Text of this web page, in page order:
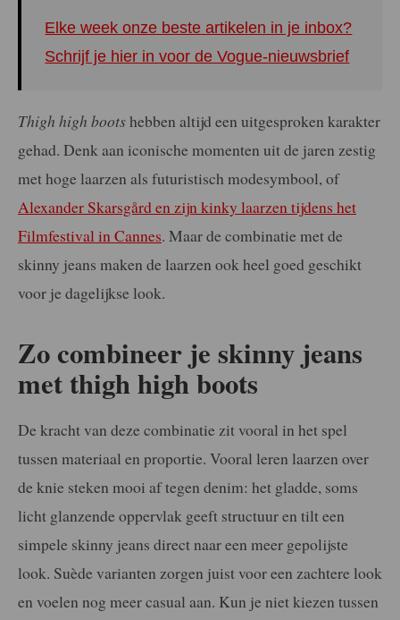
Elke week onze beste artikelen in je inbox?
Schrijf je hier in voor de Vogue-nieuwsbrief
Thigh high bootshebben altijd een uitgesproken karakter
gehad. Denk aan iconische momenten uit de jaren zestig
met hoge laarzen als futuristisch modesymbool, of
Alexander Skarsgård en zijn kinky laarzen tijdens het
Filmfestival in Cannes. Maar de combinatie met de
skinny jeans maken de laarzen ook heel goed geschikt
voor je dagelijkse look.
Zo combineer je skinny jeans
met thigh high boots
De kracht van deze combinatie zit vooral in het spel
tussen materiaal en proportie. Vooral leren laarzen over
de knie steken mooi af tegen denim: het gladde, soms
licht glanzende oppervlak geeft structuur en tilt een
simpele skinny jeans direct naar een meer gepolijste
look. Suède varianten zorgen juist voor een zachtere look
en voelen nog meer casual aan. Kun je niet kiezen tussen